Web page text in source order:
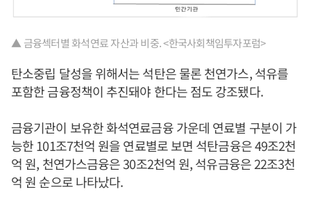
▲ 금융섹터별 화석연료 자산과 비중. <한국사회책임투자포럼>
탄소중립 달성을 위해서는 석탄은 물론 천연가스, 석유를
포함한 금융정책이 추진돼야 한다는 점도 강조됐다.
금융기관이 보유한 화석연료금융 가운데 연료별 구분이 가
능한 101조7천억 원을 연료별로 보면 석탄금융은 49조2천
억 원, 천연가스금융은 30조2천억 원, 석유금융은 22조3천
억 원 순으로 나타났다.